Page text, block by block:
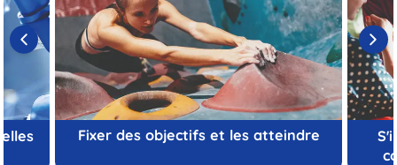
Fixer des objectifs et les atteindre